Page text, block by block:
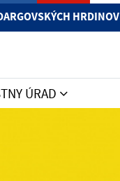
HRDINOV
ÚRAD